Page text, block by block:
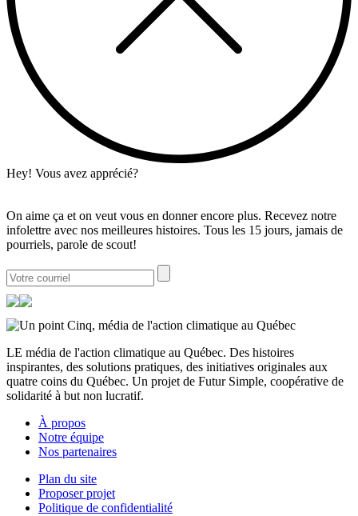
Hey! Vous avez apprécié?
On aime ça et on veut vous en donner encore plus. Recevez notre
infolettre avec nos meilleures histoires. Tous les 15 jours, jamais de
pourriels, parole de scout!
LE média de l'action climatique au Québec. Des histoires
inspirantes, des solutions pratiques, des initiatives originales aux
quatre coins du Québec. Un projet de Futur Simple, coopérative de
solidarité à but non lucratif.
À propos
Notre équipe
Nos partenaires
Plan du site
Proposer projet
Politique de confidentialité